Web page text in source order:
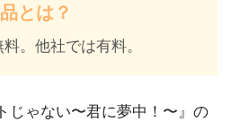
とは？
。他社では有料。
じゃない〜君に夢中！〜』の